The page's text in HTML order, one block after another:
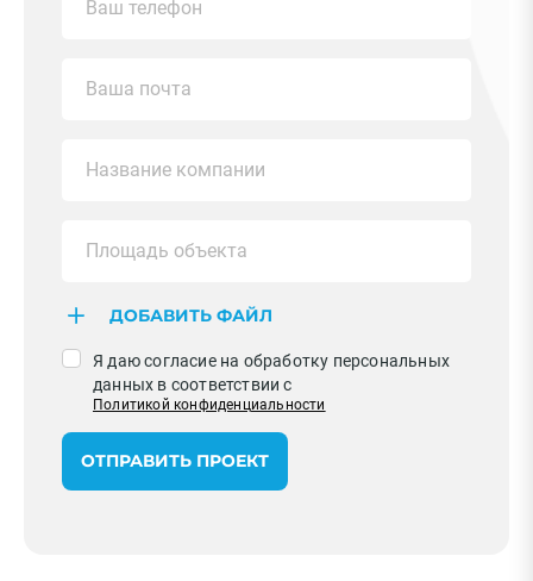
ДОБАВИТЬ ФАЙЛ
Я даю согласие на обработку персональных
данных в соответствии с
Политикой конфиденциальности
ОТПРАВИТЬ ПРОЕКТ